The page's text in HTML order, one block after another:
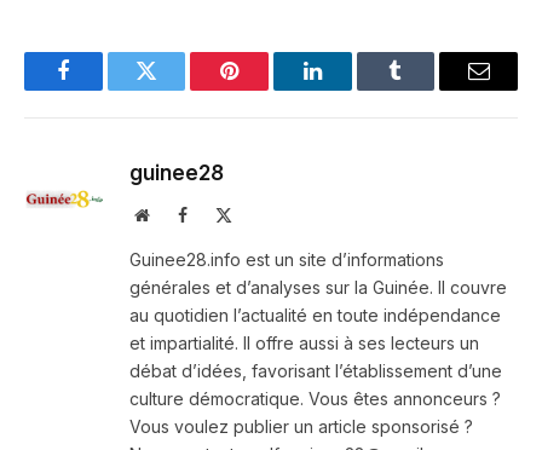
FacebookTwitter Pinterest LinkedInTumblr Email
guinee28
WebsiteFacebook
Guinee28.info est un site d’informations
générales et d’analyses sur la Guinée. Il couvre
au quotidien l’actualité en toute indépendance
et impartialité. Il offre aussi à ses lecteurs un
débat d’idées, favorisant l’établissement d’une
culture démocratique. Vous êtes annonceurs ?
Vous voulez publier un article sponsorisé ?